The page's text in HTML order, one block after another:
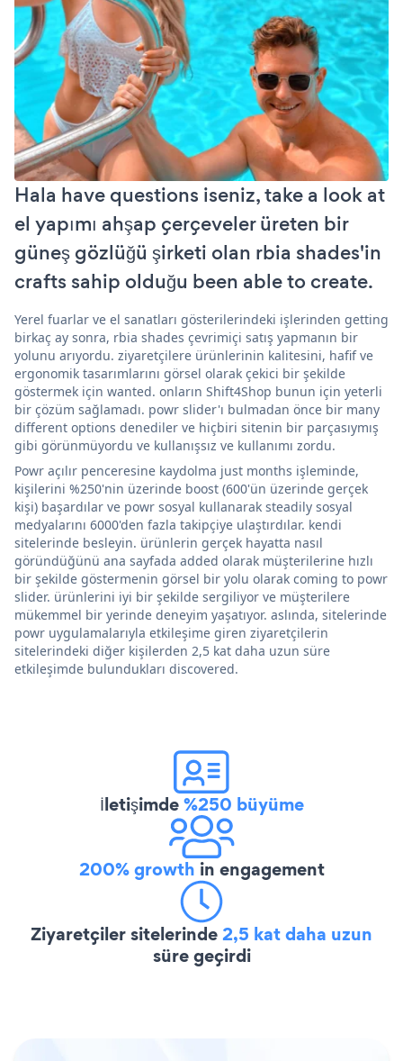
Hala have questions iseniz, take a look at
el yapımı ahşap çerçeveler üreten bir
güneş gözlüğü şirketi olan rbia shades'in
crafts sahip olduğu been able to create.
Yerel fuarlar ve el sanatları gösterilerindeki işlerinden getting
birkaç ay sonra, rbia shades çevrimiçi satış yapmanın bir
yolunu arıyordu. ziyaretçilere ürünlerinin kalitesini, hafif ve
ergonomik tasarımlarını görsel olarak çekici bir şekilde
göstermek için wanted. onların Shift4Shop bunun için yeterli
bir çözüm sağlamadı. powr slider'ı bulmadan önce bir many
different options denediler ve hiçbiri sitenin bir parçasıymış
gibi görünmüyordu ve kullanışsız ve kullanımı zordu.
Powr açılır penceresine kaydolma just months işleminde,
kişilerini %250'nin üzerinde boost (600'ün üzerinde gerçek
kişi) başardılar ve powr sosyal kullanarak steadily sosyal
medyalarını 6000'den fazla takipçiye ulaştırdılar. kendi
sitelerinde besleyin. ürünlerin gerçek hayatta nasıl
göründüğünü ana sayfada added olarak müşterilerine hızlı
bir şekilde göstermenin görsel bir yolu olarak coming to powr
slider. ürünlerini iyi bir şekilde sergiliyor ve müşterilere
mükemmel bir yerinde deneyim yaşatıyor. aslında, sitelerinde
powr uygulamalarıyla etkileşime giren ziyaretçilerin
sitelerindeki diğer kişilerden 2,5 kat daha uzun süre
etkileşimde bulundukları discovered.
İletişimde%250 büyüme
200% growth in engagement
Ziyaretçiler sitelerinde2,5 kat daha uzun
süre geçirdi